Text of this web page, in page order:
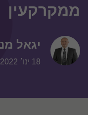
ממקרקעין
יגאל
18 ינו׳ 2022